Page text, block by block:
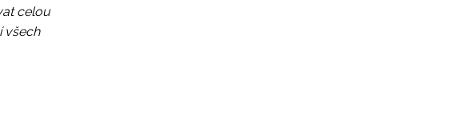
celou
všech